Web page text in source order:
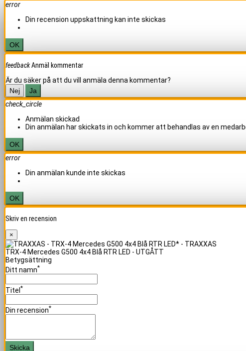
error
Din recension uppskattning kan inte skickas
OK
feedbackAnmäl kommentar
Är du säker på att du vill anmäla denna kommentar?
Nej
Ja
check_circle
Anmälan skickad
Din anmälan har skickats in och kommer att behandlas av en
OK
error
Din anmälan kunde inte skickas
OK
Skriv en recension
×
TRX-4 Mercedes G500 4x4 Blå RTR LED - UTGÅTT
Betygsättning
Ditt namn*
Titel *
Din recension*
Skicka